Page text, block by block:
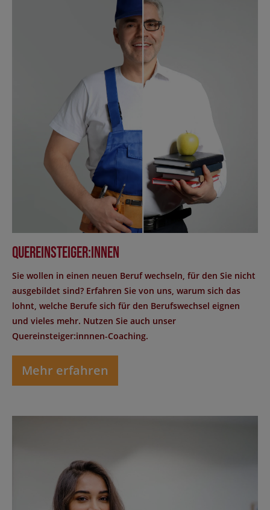
Quereinsteiger:innen
Sie wollen in einen neuen Beruf wechseln, für den Sie nicht
ausgebildet sind? Erfahren Sie von uns, warum sich das
lohnt, welche Berufe sich für den Berufswechsel eignen
und vieles mehr. Nutzen Sie auch unser
Quereinsteiger:innnen-Coaching.
Mehr erfahren